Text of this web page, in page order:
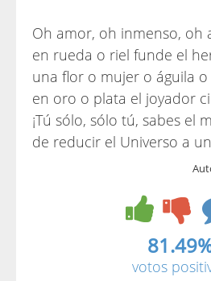
Oh amor, oh inmenso, oh
en rueda o riel funde el
una flor o mujer o águila o
en oro o plata el joyador
¡Tú sólo, sólo tú, sabes el
de reducir el Universo a
votos